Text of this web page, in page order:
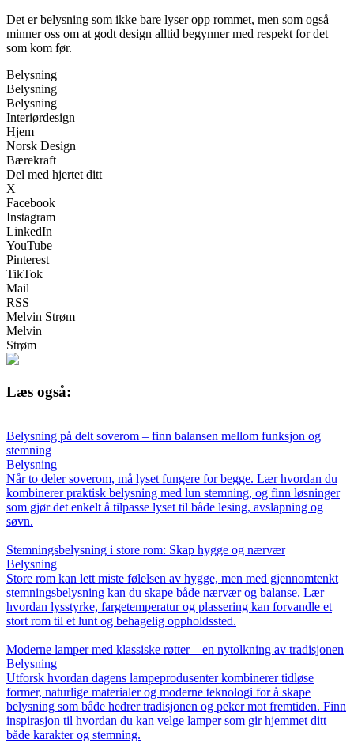
Det er belysning som ikke bare lyser opp rommet, men som også
minner oss om at godt design alltid begynner med respekt for det
som kom før.
Belysning
Belysning
Belysning
Interiørdesign
Hjem
Norsk Design
Bærekraft
Del med hjertet ditt
X
Facebook
Instagram
LinkedIn
YouTube
Pinterest
TikTok
Mail
RSS
Melvin Strøm
Melvin
Strøm
Læs også:
Belysning på delt soverom – finn balansen mellom funksjon og
stemning
Belysning
Når to deler soverom, må lyset fungere for begge. Lær hvordan du
kombinerer praktisk belysning med lun stemning, og finn løsninger
som gjør det enkelt å tilpasse lyset til både lesing, avslapning og
søvn.
Stemningsbelysning i store rom: Skap hygge og nærvær
Belysning
Store rom kan lett miste følelsen av hygge, men med gjennomtenkt
stemningsbelysning kan du skape både nærvær og balanse. Lær
hvordan lysstyrke, fargetemperatur og plassering kan forvandle et
stort rom til et lunt og behagelig oppholdssted.
Moderne lamper med klassiske røtter – en nytolkning av tradisjonen
Belysning
Utforsk hvordan dagens lampeprodusenter kombinerer tidløse
former, naturlige materialer og moderne teknologi for å skape
belysning som både hedrer tradisjonen og peker mot fremtiden. Finn
inspirasjon til hvordan du kan velge lamper som gir hjemmet ditt
både karakter og stemning.